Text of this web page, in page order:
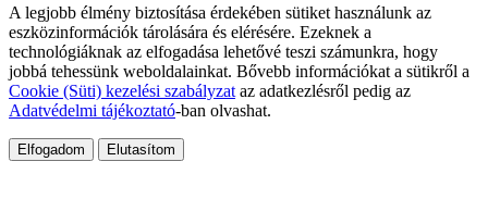
A legjobb élmény biztosítása érdekében sütiket használunk az
eszközinformációk tárolására és elérésére. Ezeknek a
technológiáknak az elfogadása lehetővé teszi számunkra, hogy
jobbá tehessünk weboldalainkat. Bővebb információkat a sütikről a
Cookie (Süti) kezelési szabályzat az adatkezlésről pedig az
Adatvédelmi tájékoztató-ban olvashat.
Elfogadom Elutasítom